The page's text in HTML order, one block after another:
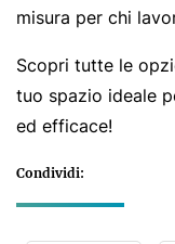
misura per chi
Scopri tutte le
tuo spazio ideale
ed efficace!
Condividi: